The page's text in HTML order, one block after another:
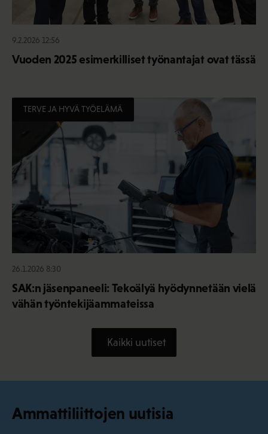
9.2.2026 12:56
Vuoden 2025 esimerkilliset työnantajat ovat tässä
TERVE JA HYVÄ TYÖELÄMÄ
26.1.2026 8:30
SAK:n jäsenpaneeli: Tekoälyä hyödynnetään vielä
vähän työntekijäammateissa
Kaikki uutiset
Ammattiliittojen uutisia